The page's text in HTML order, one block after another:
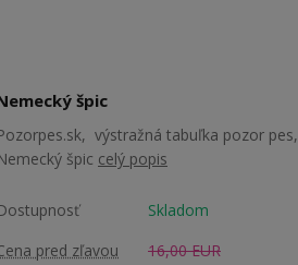
špic
výstražná tabuľka pozor pes,
špic celý popis
Skladom
pred zľavou
16,00 EUR